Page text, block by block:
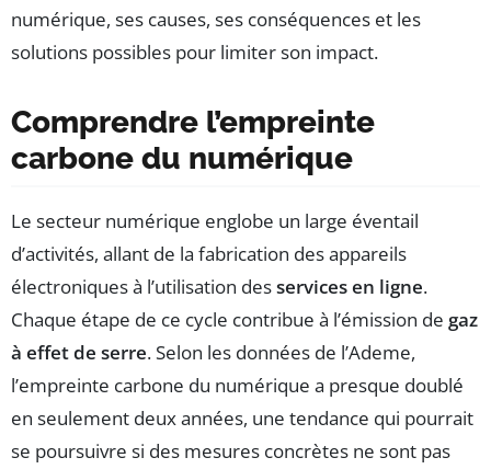
numérique, ses causes, ses conséquences et les
solutions possibles pour limiter son impact.
Comprendre l’empreinte
carbone du numérique
Le secteur numérique englobe un large éventail
d’activités, allant de la fabrication des appareils
électroniques à l’utilisation desservices en ligne.
Chaque étape de ce cycle contribue à l’émission de gaz
à effet de serre. Selon les données de l’Ademe,
l’empreinte carbone du numérique a presque doublé
en seulement deux années, une tendance qui pourrait
se poursuivre si des mesures concrètes ne sont pas